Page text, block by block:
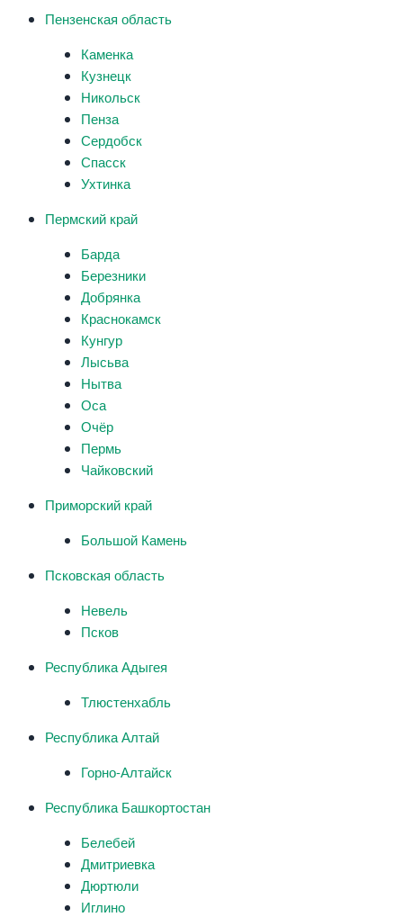
Пензенская область
Каменка
Кузнецк
Никольск
Пенза
Сердобск
Спасск
Ухтинка
Пермский край
Барда
Березники
Добрянка
Краснокамск
Кунгур
Лысьва
Нытва
Оса
Очёр
Пермь
Чайковский
Приморский край
Большой Камень
Псковская область
Невель
Псков
Республика Адыгея
Тлюстенхабль
Республика Алтай
Горно-Алтайск
Республика Башкортостан
Белебей
Дмитриевка
Дюртюли
Иглино